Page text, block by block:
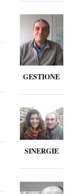
GESTIONE
SINERGIE